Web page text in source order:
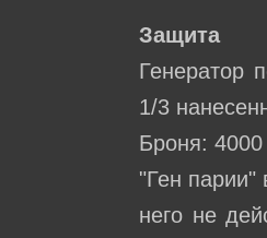
Защита
Генератор
1/3
Броня:
"Ген парии"
него не